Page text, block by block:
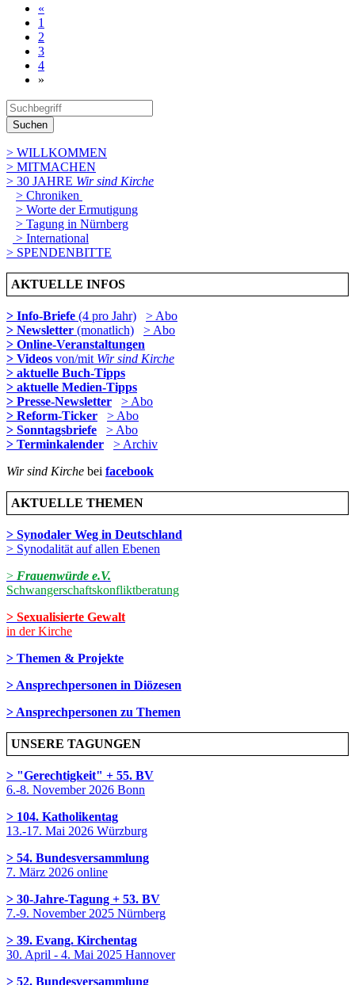
«
1
2
3
4
»
Suchen
> WILLKOMMEN
> MITMACHEN
> 30 JAHRE Wir sind Kirche
> Chroniken
> Worte der Ermutigung
> Tagung in Nürnberg
> International
> SPENDENBITTE
AKTUELLE INFOS
> Info-Briefe (4 pro Jahr)
> Abo
> Newsletter (monatlich)
> Abo
> Online-Veranstaltungen
> Videos von/mit Wir sind Kirche
> aktuelle Buch-Tipps
> aktuelle Medien-Tipps
> Presse-Newsletter
> Abo
> Reform-Ticker
> Abo
> Sonntagsbriefe
> Abo
> Terminkalender
> Archiv
Wir sind Kirche bei facebook
AKTUELLE THEMEN
> Synodaler Weg in Deutschland
> Synodalität auf allen Ebenen
> Frauenwürde e.V.
Schwangerschaftskonfliktberatung
> Sexualisierte Gewalt
in der Kirche
> Themen & Projekte
> Ansprechpersonen in Diözesen
> Ansprechpersonen zu Themen
UNSERE TAGUNGEN
> "Gerechtigkeit" + 55. BV
6.-8. November 2026 Bonn
> 104. Katholikentag
13.-17. Mai 2026 Würzburg
> 54. Bundesversammlung
7. März 2026 online
> 30-Jahre-Tagung + 53. BV
7.-9. November 2025 Nürnberg
> 39. Evang. Kirchentag
30. April - 4. Mai 2025 Hannover
> 52. Bundesversammlung